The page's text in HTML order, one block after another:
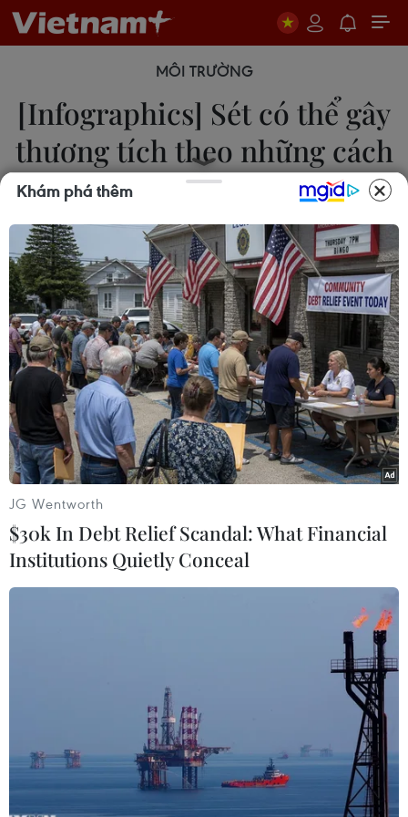
MÔI TRƯỜNG
[Infographics] Sét có thể gây
thương tích theo những cách
nào?
19/08/2019 08:29
Về cơ bản, sét có thể gây thương tích cho con
người theo 5 cách sau: đánh thẳng, đánh tạt
ngang, đánh do tiếp xúc, điện thế bước và sét
đánh qua đường dây cáp.
Nhấp chuột để xem kích thước chuẩn.
Khi ở ngoài trời gặp cơn dông, trong trường hợp
không kịp chạy tìm nơi ẩn náu an toàn, tuyệt
Khám phá thêm
JG Wentworth
$30k In Debt Relief Scandal: What Financial
Institutions Quietly Conceal